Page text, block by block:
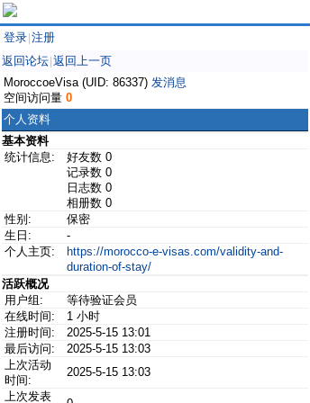
登录 注册
返回论坛 返回上一页
MoroccoeVisa (UID: 86337) 发消息
空间访问量 0
个人资料
基本资料
统计信息:
好友数 0
记录数 0
日志数 0
相册数 0
性别:
保密
生日:
-
个人主页:
https://morocco-e-visas.com/validity-and-
duration-of-stay/
活跃概况
用户组:
等待验证会员
在线时间:
1 小时
注册时间:
2025-5-15 13:01
最后访问:
2025-5-15 13:03
上次活动
时间:
2025-5-15 13:03
上次发表